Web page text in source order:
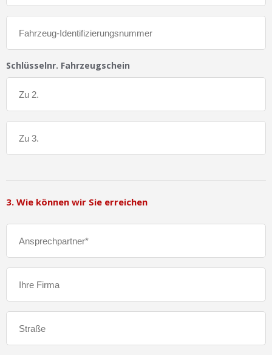
Schlüsselnr. Fahrzeugschein
3. Wie können wir Sie erreichen